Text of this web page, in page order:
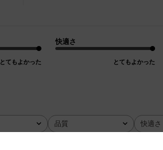
とてもよかった
快適さ
とてもよかった
品質
全て 快適さ
全て